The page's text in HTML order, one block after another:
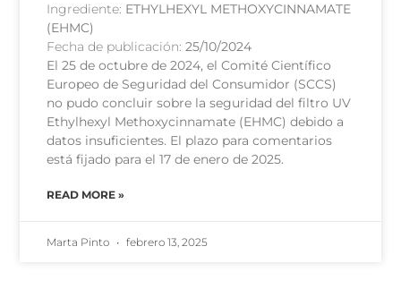
Ingrediente: ETHYLHEXYL METHOXYCINNAMATE
(EHMC)
Fecha de publicación:25/10/2024
El 25 de octubre de 2024, el Comité Científico
Europeo de Seguridad del Consumidor (SCCS)
no pudo concluir sobre la seguridad del filtro UV
Ethylhexyl Methoxycinnamate (EHMC) debido a
datos insuficientes. El plazo para comentarios
está fijado para el 17 de enero de 2025.
READ MORE »
Marta Pinto febrero 13, 2025